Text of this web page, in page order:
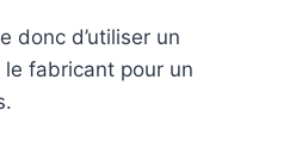
donc d’utiliser un
fabricant pour un